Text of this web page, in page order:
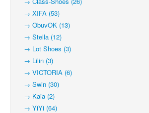
→ XIFA (53)
→ ObuvOK (13)
→ Stella (12)
→ Lot Shoes (3)
→ Lilin (3)
→ VICTORIA (6)
→ Swin (30)
→ Kaia (2)
→ YiYi (64)